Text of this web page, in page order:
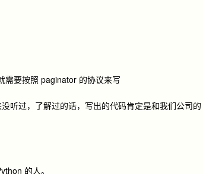
需要按照 paginator 的协议来写
听过，了解过的话，写出的代码肯定是和我们公司的
的人。